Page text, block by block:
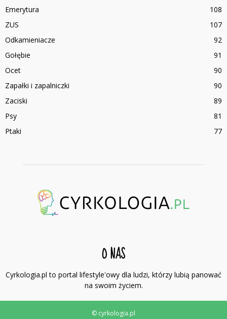
Emerytura
108
ZUS
107
Odkamieniacze
92
Gołębie
91
Ocet
90
Zapałki i zapalniczki
90
Zaciski
89
Psy
81
Ptaki
77
O NAS
Cyrkologia.pl to portal lifestyle'owy dla ludzi, którzy lubią panować
na swoim życiem.
© cyrkologia.pl